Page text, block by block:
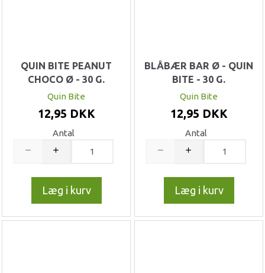
QUIN BITE PEANUT
CHOCO Ø - 30 G.
Quin Bite
12,95 DKK
Antal
Læg i kurv
BLÅBÆR BAR Ø - QUIN
BITE - 30 G.
Quin Bite
12,95 DKK
Antal
Læg i kurv